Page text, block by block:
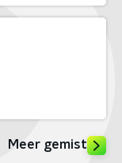
Meer gemist